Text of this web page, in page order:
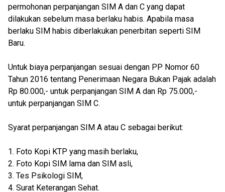
permohonan perpanjangan SIM A dan C yang dapat
dilakukan sebelum masa berlaku habis. Apabila masa
berlaku SIM habis diberlakukan penerbitan seperti SIM
Baru.
Untuk biaya perpanjangan sesuai dengan PP Nomor 60
Tahun 2016 tentang Penerimaan Negara Bukan Pajak adalah
Rp 80.000,- untuk perpanjangan SIM A dan Rp 75.000,-
untuk perpanjangan SIM C.
Syarat perpanjangan SIM A atau C sebagai berikut:
1. Foto Kopi KTP yang masih berlaku,
2. Foto Kopi SIM lama dan SIM asli,
3. Tes Psikologi SIM,
4. Surat Keterangan Sehat.